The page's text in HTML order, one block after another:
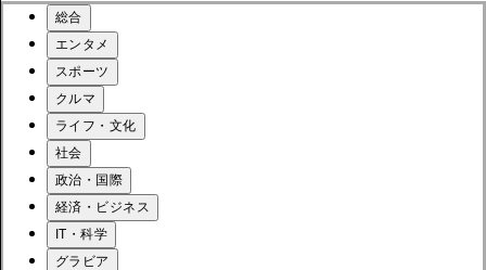
総合
エンタメ
スポーツ
クルマ
ライフ・文化
社会
政治・国際
経済・ビジネス
IT・科学
グラビア